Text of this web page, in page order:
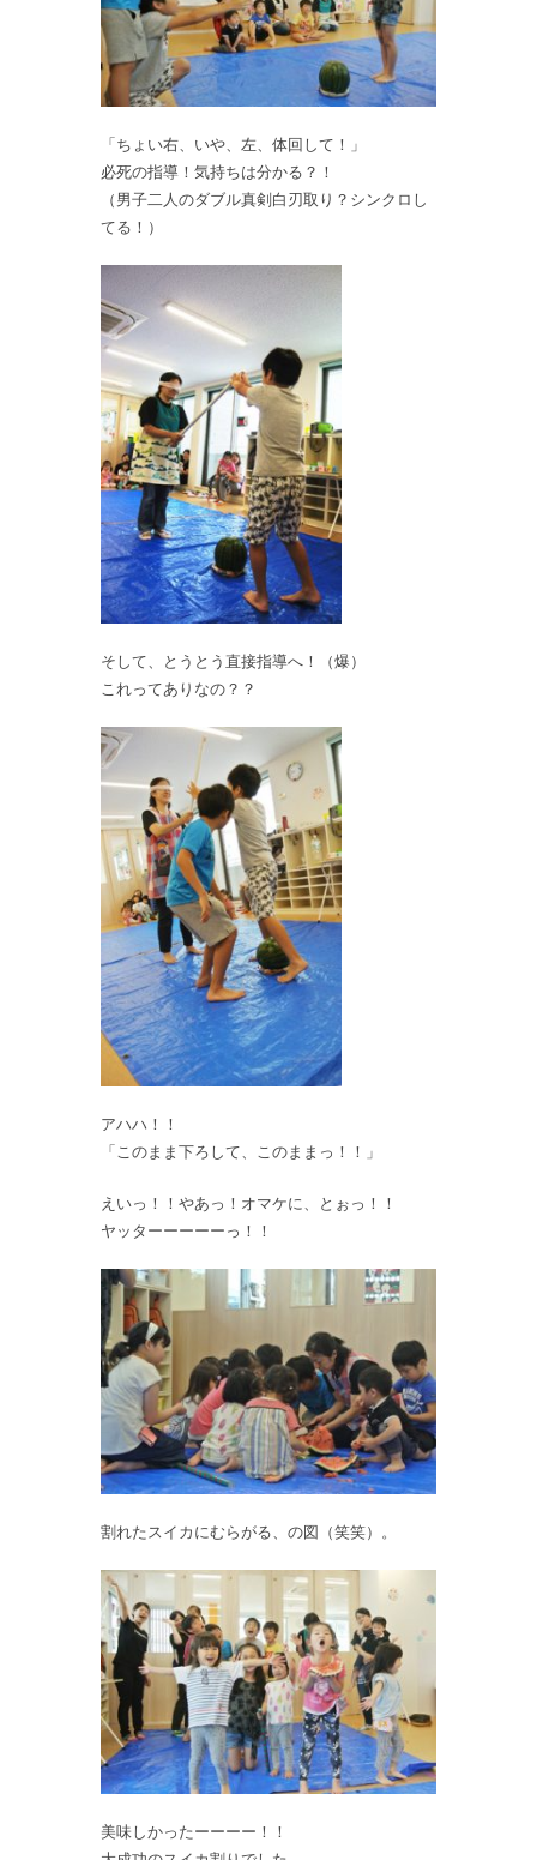
「ちょい右、いや、左、体回して！」
必死の指導！気持ちは分かる？！
（男子二人のダブル真剣白刃取り？シンクロし
てる！）
そして、とうとう直接指導へ！（爆）
これってありなの？？
アハハ！！
「このまま下ろして、このままっ！！」
えいっ！！やあっ！オマケに、とぉっ！！
ヤッターーーーーっ！！
割れたスイカにむらがる、の図（笑笑）。
美味しかったーーーー！！